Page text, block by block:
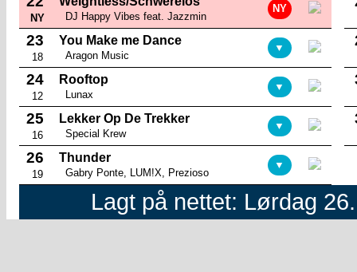
NY DJ Happy Vibes feat. Jazzmin
NY
23
18
You Make me Dance
Aragon Music
▼
24
12
Rooftop
Lunax
▼
25
16
Lekker Op De Trekker
Special Krew
▼
26
19
Thunder
Gabry Ponte, LUM!X, Prezioso
▼
Lagt på nettet: Lørdag